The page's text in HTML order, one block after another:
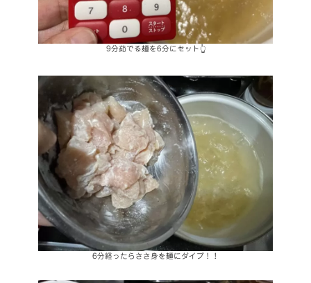
9分茹でる麺を6分にセット👆
6分経ったらささ身を麺にダイブ！！